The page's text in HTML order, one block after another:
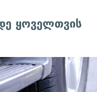
ყოველთვის